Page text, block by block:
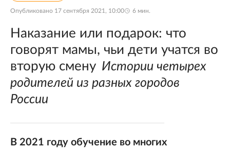
Опубликовано 17 сентября 2021, 10:00 6 мин.
Наказание или подарок: что
говорят мамы, чьи дети учатся во
вторую смену Истории четырех
родителей из разных городов
России
В 2021 году обучение во многих